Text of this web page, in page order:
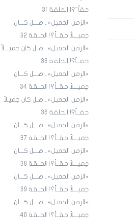
حقاً"؟! الحلقة 31
«الزمن الجميل».. هـــل كـــان
جميـــلاً حقــاً؟! الحلقة ٣٢
«الزمن الجميل».. هـل كان جميـــلاً
حقــاً؟! الحلقة 33
«الزمن الجميل».. هـــل كـــان
جميـــلاً حقــاً؟! الحلقة 34
«الزمن الجميل».. هـل كان جميـلاً
حقــاً؟! الحلقة 36
«الزمن الجميل».. هـــل كـــان
جميـــلاً حقــاً؟! الحلقة 3٧
«الزمن الجميل».. هـــل كـــان
جميـــلاً حقــاً؟! الحلقة 38
«الزمن الجميل».. هـــل كـــان
جميـــلاً حقــاً؟! الحلقة 39
«الزمن الجميل».. هـــل كـــان
جميـــلاً حقــاً؟! الحلقة 40